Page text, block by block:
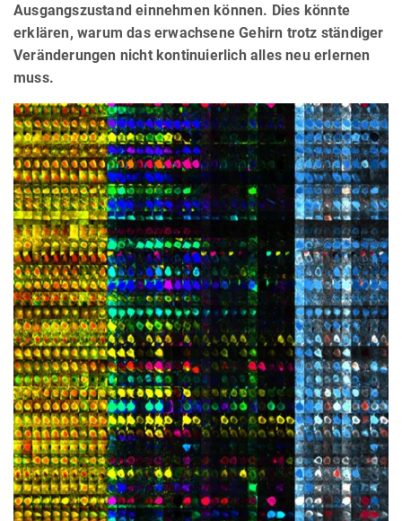
Ausgangszustand einnehmen können. Dies könnte
erklären, warum das erwachsene Gehirn trotz ständiger
Veränderungen nicht kontinuierlich alles neu erlernen
muss.